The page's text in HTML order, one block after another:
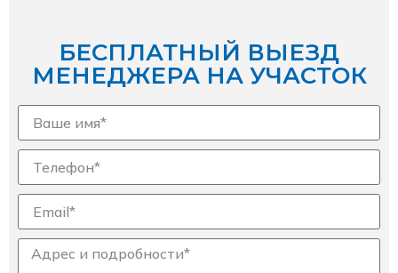
БЕСПЛАТНЫЙ ВЫЕЗД
МЕНЕДЖЕРА НА УЧАСТОК